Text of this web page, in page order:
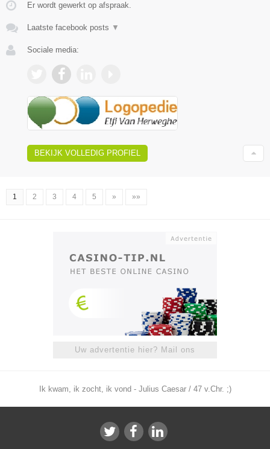
Er wordt gewerkt op afspraak.
Laatste facebook posts ▼
Sociale media:
BEKIJK VOLLEDIG PROFIEL
1 2 3 4 5 » »»
Uw advertentie hier? Mail ons
Ik kwam, ik zocht, ik vond - Julius Caesar / 47 v.Chr. ;)